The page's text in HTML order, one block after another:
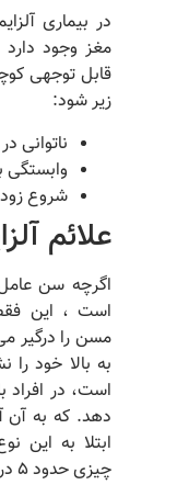
در بیماری
مغز وجود
قابل توجهی
زیر شود:
ناتوانی در
وابستگی
شروع
علائم
اگرچه سن عامل
است ، این
به بالا خود
دهد. که به آن
ابتلا به این
چیزی حدود ۵ درصد از ابتلای کل را تشکیل دهد.